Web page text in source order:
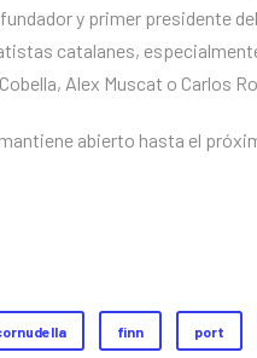
y primer presidente
catalanes,
Alex Muscat o Carlos
abierto hasta el
finn port